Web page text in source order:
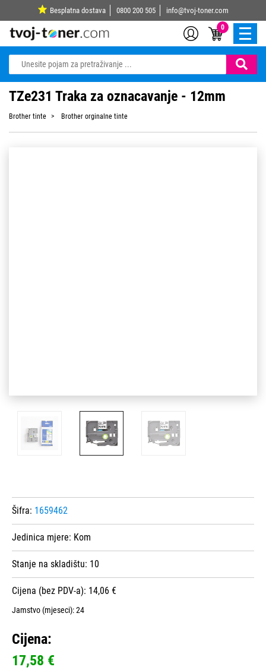
Besplatna dostava 0800 200 505 info@tvoj-toner.com
0
TZe231 Traka za oznacavanje - 12mm
Brother tinte Brother orginalne tinte
Šifra: 1659462
Jedinica mjere: Kom
Stanje na skladištu: 10
Cijena (bez PDV-a): 14,06 €
Jamstvo (mjeseci):24
Cijena:
17,58 €